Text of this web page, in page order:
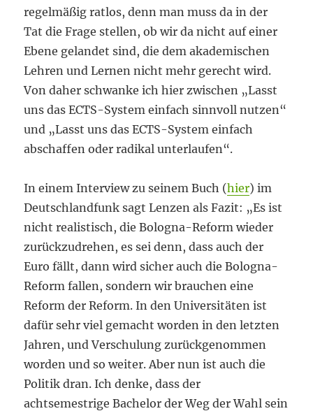
regelmäßig ratlos, denn man muss da in der
Tat die Frage stellen, ob wir da nicht auf einer
Ebene gelandet sind, die dem akademischen
Lehren und Lernen nicht mehr gerecht wird.
Von daher schwanke ich hier zwischen „Lasst
uns das ECTS-System einfach sinnvoll nutzen“
und „Lasst uns das ECTS-System einfach
abschaffen oder radikal unterlaufen“.
In einem Interview zu seinem Buch (hier) im
Deutschlandfunk sagt Lenzen als Fazit: „Es ist
nicht realistisch, die Bologna-Reform wieder
zurückzudrehen, es sei denn, dass auch der
Euro fällt, dann wird sicher auch die Bologna-
Reform fallen, sondern wir brauchen eine
Reform der Reform. In den Universitäten ist
dafür sehr viel gemacht worden in den letzten
Jahren, und Verschulung zurückgenommen
worden und so weiter. Aber nun ist auch die
Politik dran. Ich denke, dass der
achtsemestrige Bachelor der Weg der Wahl sein